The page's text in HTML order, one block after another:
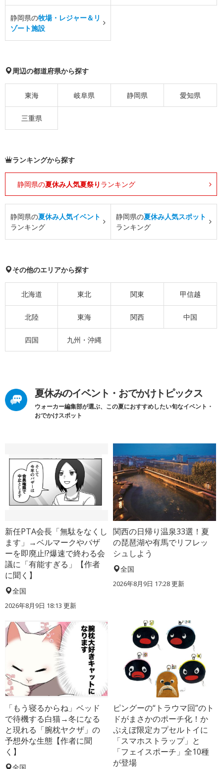
静岡県の牧場・レジャー＆リ
ゾート施設
周辺の都道府県から探す
東海 岐阜県 静岡県 愛知県
三重県
ランキングから探す
静岡県の夏休み人気夏祭り ランキング
静岡県の夏休み人気イベント
ランキング
静岡県の夏休み人気スポット
ランキング
その他のエリアから探す
北海道 東北 関東 甲信越
北陸 東海 関西 中国
四国 九州・沖縄
夏休みのイベント・おでかけトピックス
ウォーカー編集部が選ぶ、この夏におすすめしたい旬なイベント・
おでかけスポット
新任PTA会長「無駄をなくし
ます」→ベルマークやバザ
ーを即廃止!?爆速で終わる会
議に「有能すぎる」【作者
に聞く】
全国
2026年8月9日 18:13 更新
関西の日帰り温泉33選！夏
の琵琶湖や有馬でリフレッ
シュしよう
全国
2026年8月9日 17:28更新
「もう寝るからね」ベッド
で待機する白猫→冬になる
と現れる「腕枕ヤクザ」の
予想外な生態【作者に聞
く】
ピングーの“トラウマ回”のト
ドがまさかのポーチ化！か
ぷえぼ限定カプセルトイに
「スマホストラップ」と
「フェイスポーチ」全10種
が登場